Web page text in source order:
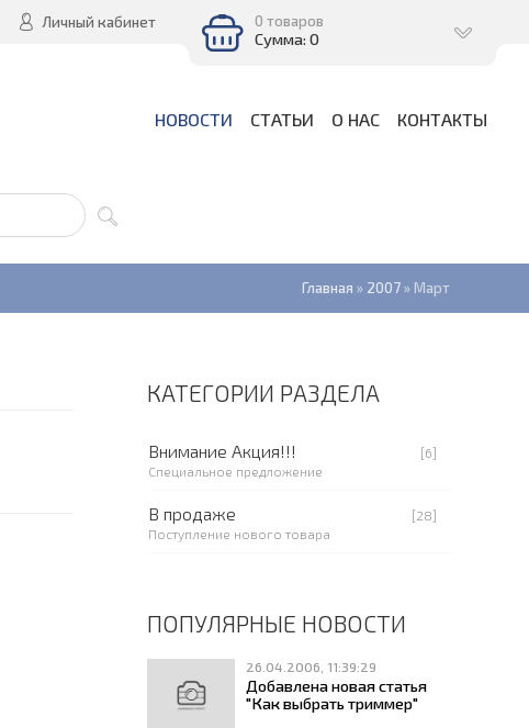
Личный кабинет 0 товаров
Сумма: 0
НОВОСТИ СТАТЬИ О НАС КОНТАКТЫ
Главная » 2007» Март
КАТЕГОРИИ РАЗДЕЛА
Внимание Акция!!!
[6]
Специальное предложение
В продаже
[28]
Поступление нового товара
ПОПУЛЯРНЫЕ НОВОСТИ
26.04.2006, 11:39:29
Добавлена новая статья
"Как выбрать триммер"